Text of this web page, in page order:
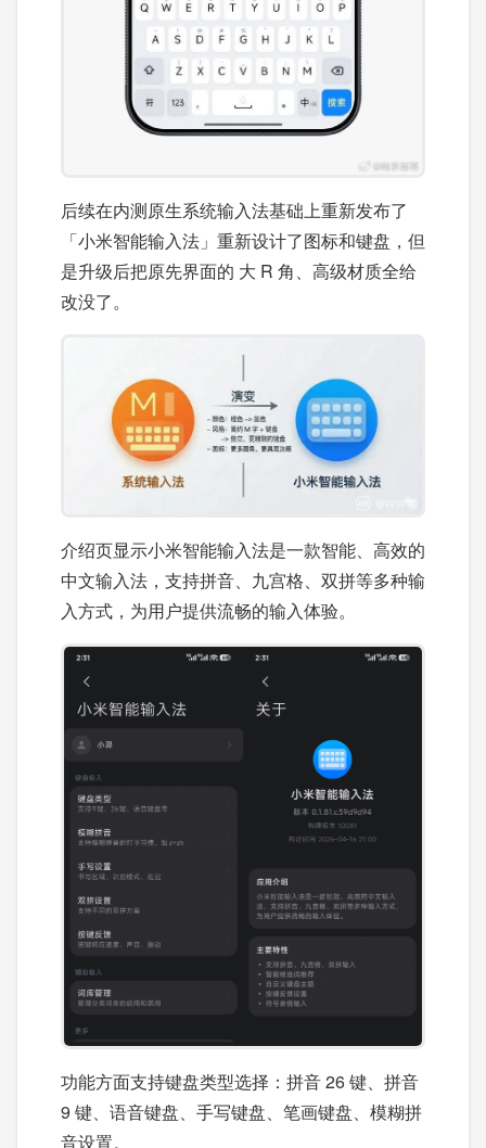
后续在内测原生系统输入法基础上重新发布了
「小米智能输入法」重新设计了图标和键盘，但
是升级后把原先界面的 大 R 角、高级材质全给
改没了。
介绍页显示小米智能输入法是一款智能、高效的
中文输入法，支持拼音、九宫格、双拼等多种输
入方式，为用户提供流畅的输入体验。
功能方面支持键盘类型选择：拼音 26 键、拼音
9 键、语音键盘、手写键盘、笔画键盘、模糊拼
音设置。